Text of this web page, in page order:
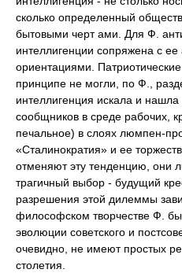
сколько определенный
бытовыми черт ами. Для Ф.
интеллигенции сопряжена с
ориентациями.
принципе не могли, по Ф.,
интеллигенция искала и
сообщников в среде рабочих,
печальное) в слоях люмпен-
«Сталинократия» и ее
отменяют эту тенденцию, они
трагичный выбор - будущий
разрешения этой дилеммы
философском творчестве Ф.
эволюции советского и
очевидно, не имеют простых
столетия.